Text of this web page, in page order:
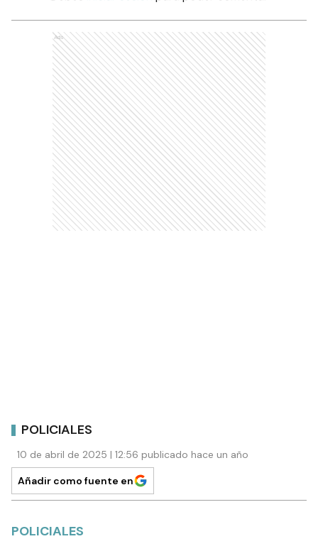
Ads
POLICIALES
10 de abril de 2025 | 12:56 publicado hace un año
Añadir como fuente en
POLICIALES